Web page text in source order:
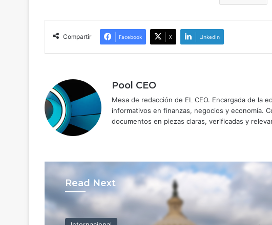
Compartir Facebook X LinkedIn
Pool CEO
Mesa de redacción de EL CEO. Encargada de la
informativos en finanzas, negocios y economía.
documentos en piezas claras, verificadas y
Read Next